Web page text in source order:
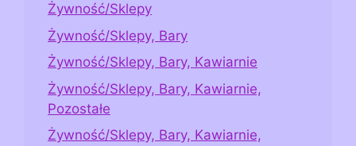
Żywność/Sklepy
Żywność/Sklepy, Bary
Żywność/Sklepy, Bary, Kawiarnie
Żywność/Sklepy, Bary, Kawiarnie,
Pozostałe
Żywność/Sklepy, Bary, Kawiarnie,